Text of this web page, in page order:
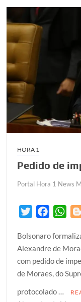
HORA 1
Pedido de
Portal Hora 1 News
i
t
t
e
r
c
e
b
o
o
W
a
t
s
A
p
Bolsonaro
Alexandre de
com pedido de
de Moraes, do
protocolado …